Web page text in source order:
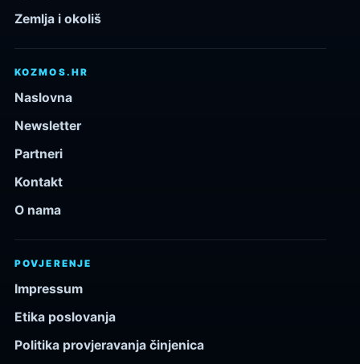
Zemlja i okoliš
KOZMOS.HR
Naslovna
Newsletter
Partneri
Kontakt
O nama
POVJERENJE
Impressum
Etika poslovanja
Politika provjeravanja činjenica